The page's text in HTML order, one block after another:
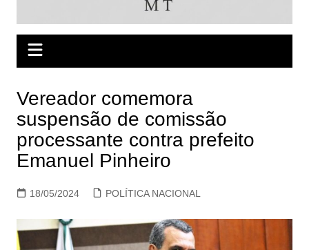
Vereador comemora
suspensão de comissão
processante contra prefeito
Emanuel Pinheiro
18/05/2024 POLÍTICA NACIONAL